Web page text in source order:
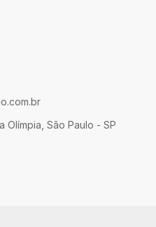
Olímpia, São Paulo - SP